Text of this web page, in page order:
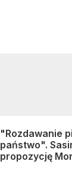
"Rozdawanie
państwo".
propozycję